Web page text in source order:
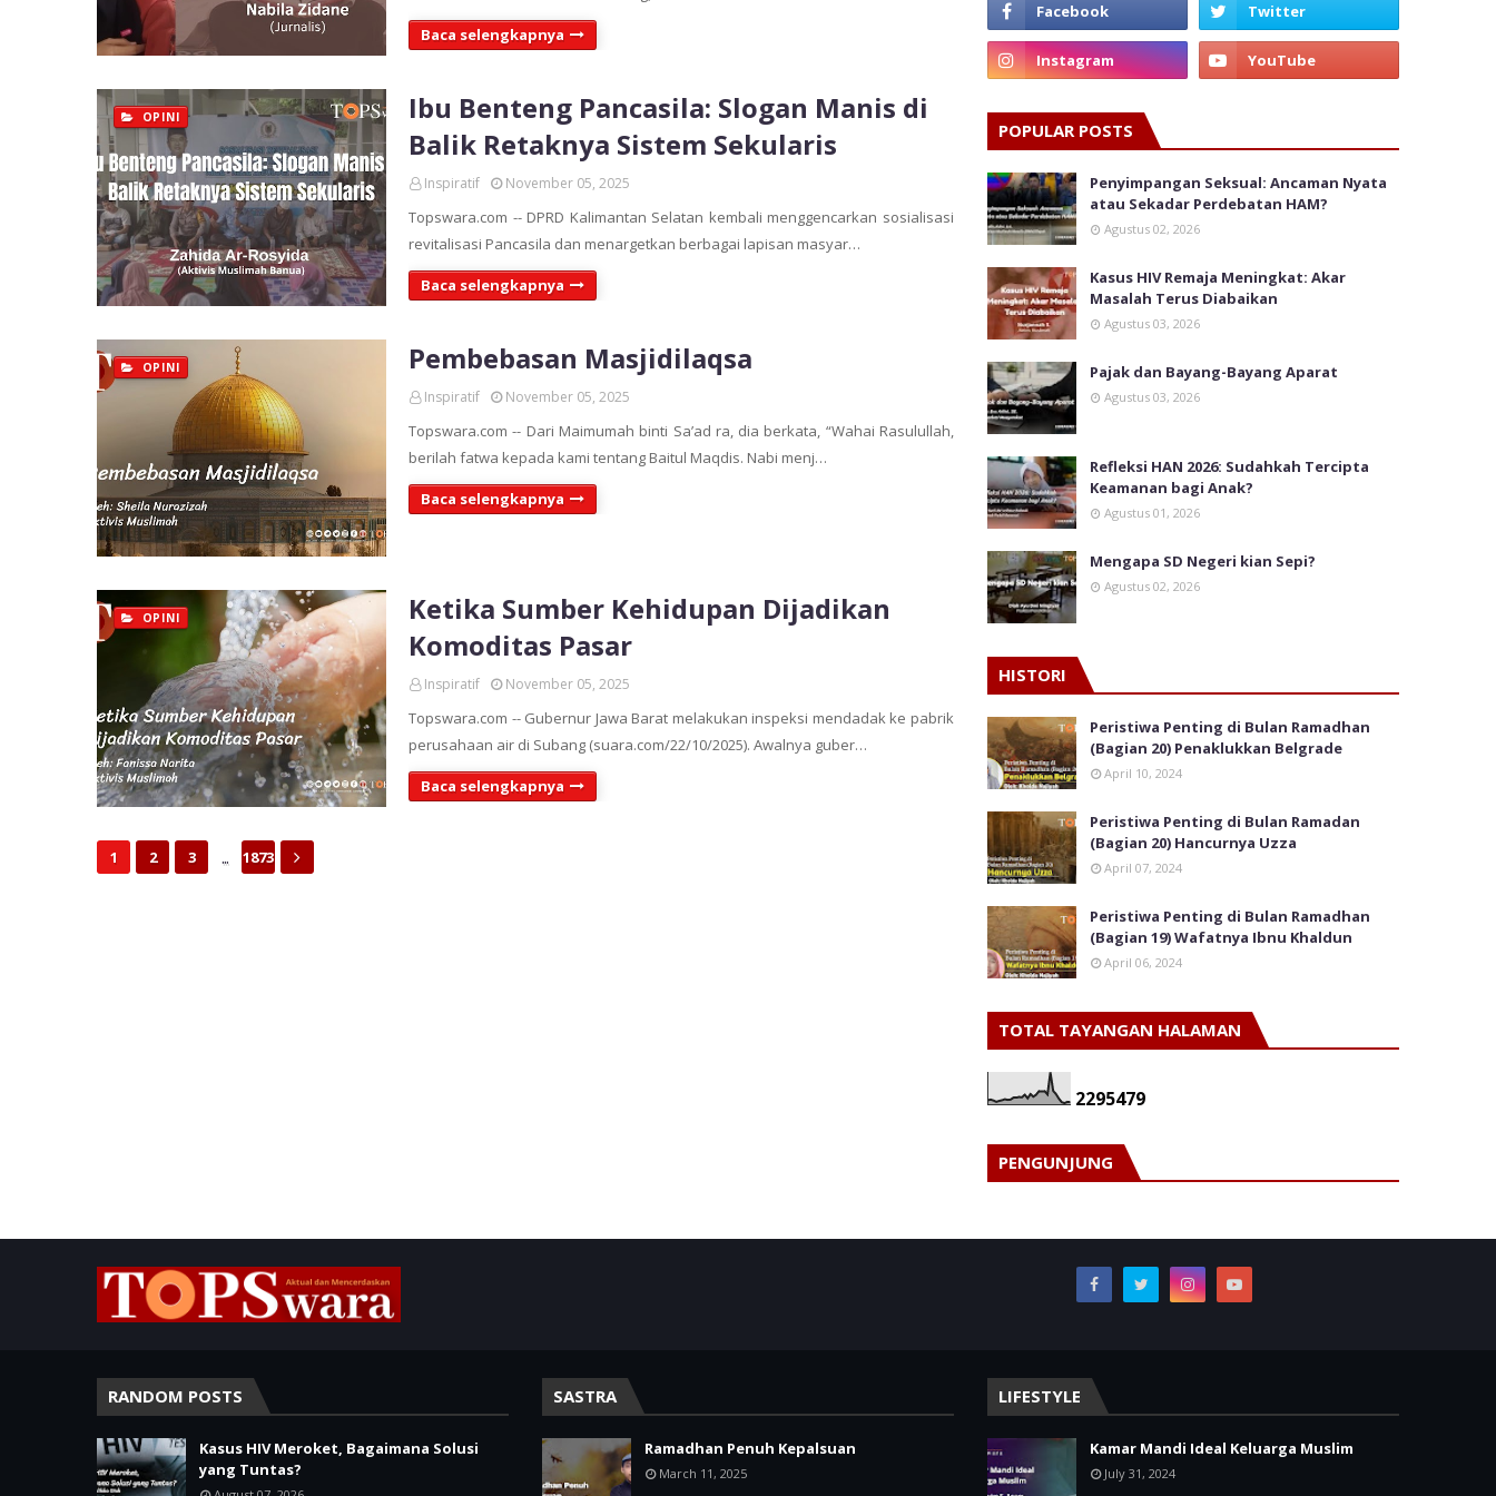
Baca selengkapnya
OPINI
Ibu Benteng Pancasila: Slogan Manis di
Balik Retaknya Sistem Sekularis
Inspiratif November 05, 2025
Topswara.com -- DPRD Kalimantan Selatan kembali menggencarkan sosialisasi
revitalisasi Pancasila dan menargetkan berbagai lapisan masyar…
Baca selengkapnya
OPINI Pembebasan Masjidilaqsa
Inspiratif November 05, 2025
Topswara.com -- Dari Maimumah binti Sa’ad ra, dia berkata, “Wahai Rasulullah,
berilah fatwa kepada kami tentang Baitul Maqdis. Nabi menj…
Baca selengkapnya
OPINI
Ketika Sumber Kehidupan Dijadikan
Komoditas Pasar
Inspiratif November 05, 2025
Topswara.com -- Gubernur Jawa Barat melakukan inspeksi mendadak ke pabrik
perusahaan air di Subang (suara.com/22/10/2025). Awalnya guber…
Baca selengkapnya
1 2 3 ... 1873
POPULAR POSTS
Penyimpangan Seksual: Ancaman Nyata
atau Sekadar Perdebatan HAM?
Agustus 02, 2026
Kasus HIV Remaja Meningkat: Akar
Masalah Terus Diabaikan
Agustus 03, 2026
Pajak dan Bayang-Bayang Aparat
Agustus 03, 2026
Refleksi HAN 2026: Sudahkah Tercipta
Keamanan bagi Anak?
Agustus 01, 2026
Mengapa SD Negeri kian Sepi?
Agustus 02, 2026
HISTORI
Peristiwa Penting di Bulan Ramadhan
(Bagian 20) Penaklukkan Belgrade
April 10, 2024
Peristiwa Penting di Bulan Ramadan
(Bagian 20) Hancurnya Uzza
April 07, 2024
Peristiwa Penting di Bulan Ramadhan
(Bagian 19) Wafatnya Ibnu Khaldun
April 06, 2024
TOTAL TAYANGAN HALAMAN
2295479
PENGUNJUNG
RANDOM POSTS
Kasus HIV Meroket, Bagaimana Solusi
yang Tuntas?
SASTRA
Ramadhan Penuh Kepalsuan
March 11, 2025
LIFESTYLE
Kamar Mandi Ideal Keluarga Muslim
July 31, 2024